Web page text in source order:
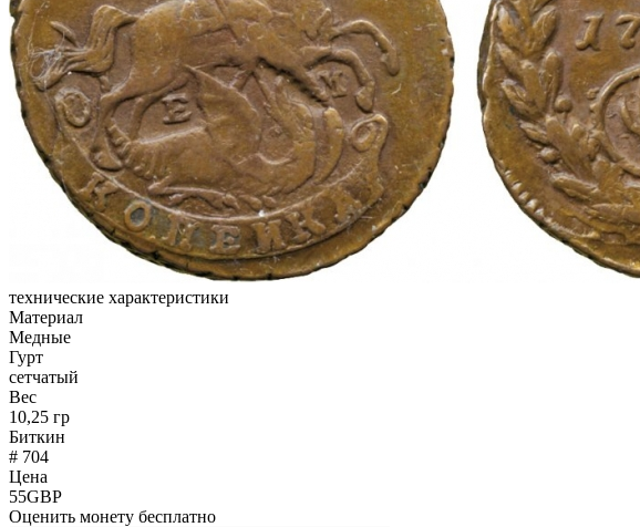
технические характеристики
Материал
Медные
Гурт
сетчатый
Вес
10,25 гр
Биткин
# 704
Цена
55GBP
Оценить монету бесплатно